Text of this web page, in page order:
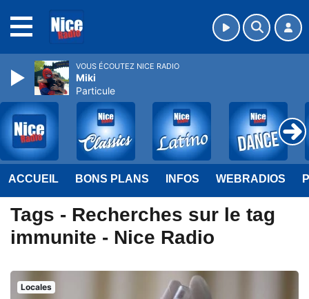
ACCUEIL BONS PLANS INFOS WEBRADIOS
Tags - Recherches sur le tag
immunite - Nice Radio
Locales
VOUS ÉCOUTEZ NICE RADIO
Miki
Particule